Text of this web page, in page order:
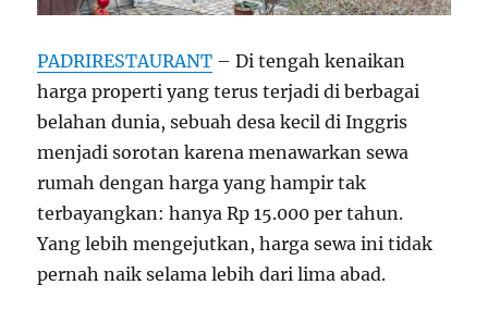
PADRIRESTAURANT – Di tengah kenaikan
harga properti yang terus terjadi di berbagai
belahan dunia, sebuah desa kecil di Inggris
menjadi sorotan karena menawarkan sewa
rumah dengan harga yang hampir tak
terbayangkan: hanya Rp 15.000 per tahun.
Yang lebih mengejutkan, harga sewa ini tidak
pernah naik selama lebih dari lima abad.